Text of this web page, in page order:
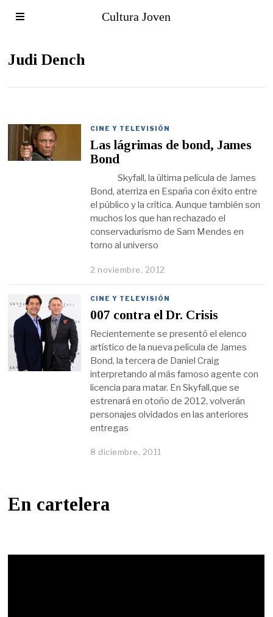
Cultura Joven
Judi Dench
CINE Y TELEVISIÓN
Las lágrimas de bond, James
Bond
Skyfall, la última película de James
Bond, aterriza en España con éxito entre
el público y la crítica. Aunque también son
muchos los que han rechazado el
conservadurismo de Sam Mendes en
torno al universo
2 noviembre, 2012
CINE Y TELEVISIÓN
007 contra el Dr. Crisis
Recientemente se presentó el elenco
artístico de la nueva película de James
Bond, la tercera de Daniel Craig
interpretando al más famoso agente con
licencia para matar. En Skyfall,que se
estrenará en otoño de 2012, volverán
personajes olvidados en las anteriores
entregas
8 diciembre, 2011
En cartelera